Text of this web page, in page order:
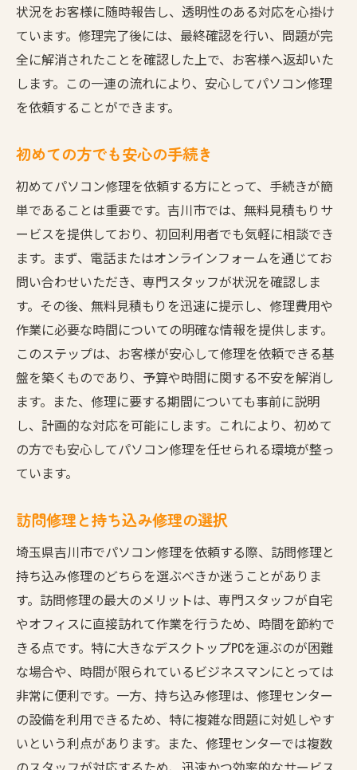
状況をお客様に随時報告し、透明性のある対応を心掛け
ています。修理完了後には、最終確認を行い、問題が完
全に解消されたことを確認した上で、お客様へ返却いた
します。この一連の流れにより、安心してパソコン修理
を依頼することができます。
初めての方でも安心の手続き
初めてパソコン修理を依頼する方にとって、手続きが簡
単であることは重要です。吉川市では、無料見積もりサ
ービスを提供しており、初回利用者でも気軽に相談でき
ます。まず、電話またはオンラインフォームを通じてお
問い合わせいただき、専門スタッフが状況を確認しま
す。その後、無料見積もりを迅速に提示し、修理費用や
作業に必要な時間についての明確な情報を提供します。
このステップは、お客様が安心して修理を依頼できる基
盤を築くものであり、予算や時間に関する不安を解消し
ます。また、修理に要する期間についても事前に説明
し、計画的な対応を可能にします。これにより、初めて
の方でも安心してパソコン修理を任せられる環境が整っ
ています。
訪問修理と持ち込み修理の選択
埼玉県吉川市でパソコン修理を依頼する際、訪問修理と
持ち込み修理のどちらを選ぶべきか迷うことがありま
す。訪問修理の最大のメリットは、専門スタッフが自宅
やオフィスに直接訪れて作業を行うため、時間を節約で
きる点です。特に大きなデスクトップPCを運ぶのが困難
な場合や、時間が限られているビジネスマンにとっては
非常に便利です。一方、持ち込み修理は、修理センター
の設備を利用できるため、特に複雑な問題に対処しやす
いという利点があります。また、修理センターでは複数